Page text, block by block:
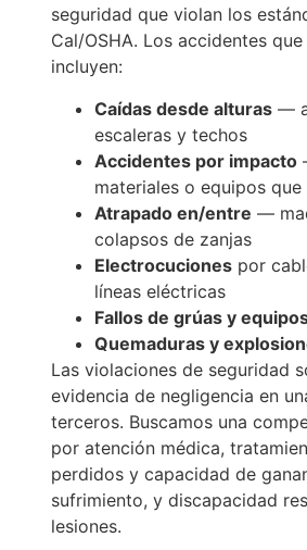
seguridad que violan los
Cal/OSHA. Los accidentes
incluyen:
Caídas desde alturas—
escaleras y techos
Accidentes por impacto
materiales o equipos que
Atrapado en/entre —
colapsos de zanjas
Electrocucionespor
líneas eléctricas
Fallos de grúas y
Quemaduras y
Las violaciones de seguridad
evidencia de negligencia en
terceros. Buscamos una
por atención médica,
perdidos y capacidad de
sufrimiento, y discapacidad
lesiones.